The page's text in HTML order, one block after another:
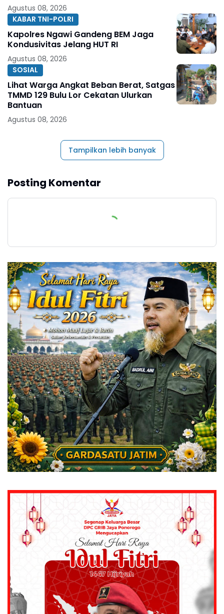
Agustus 08, 2026
KABAR TNI-POLRI
Kapolres Ngawi Gandeng BEM Jaga
Kondusivitas Jelang HUT RI
Agustus 08, 2026
SOSIAL
Lihat Warga Angkat Beban Berat, Satgas
TMMD 129 Bulu Lor Cekatan Ulurkan
Bantuan
Agustus 08, 2026
Tampilkan lebih banyak
Posting Komentar